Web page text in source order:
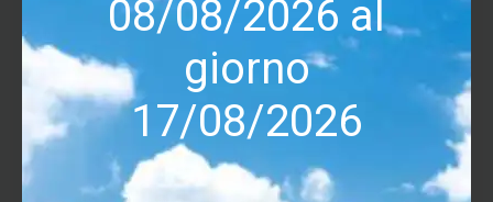
08/08/2026 al
giorno
17/08/2026